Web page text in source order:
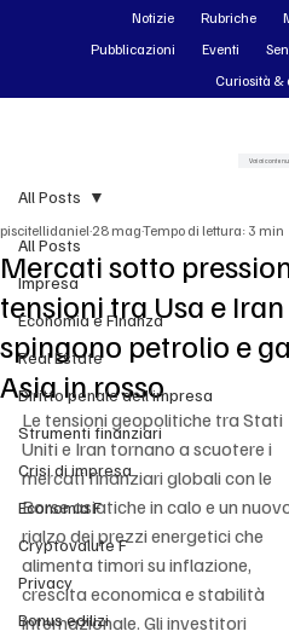
All Posts
Impresa
Economia e Finanza
Real Estate
Diritto penale dell'impresa
Strumenti finanziari
Crisi di impresa
Economia F
Cryptovalute F
Privacy
Bonus edilizi
All Posts
Mercati sotto
tensioni tra Usa e Iran
spingono petrolio e
Asia in rosso
piscitellidaniel 28 magTempo di lettura: 3 min
Le tensioni geopolitiche tra Stati
Uniti e Iran tornano a scuotere i
mercati finanziari globali con le
Borse asiatiche in calo e un
rialzo dei prezzi energetici che
alimenta timori su inflazione,
crescita economica e stabilità
internazionale. Gli investitori
Notizie Rubriche
Pubblicazioni
Eventi
Curiosità &
Vai ai